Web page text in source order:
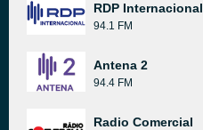
RDP Internacional
94.1 FM
Antena 2
94.4 FM
Radio Comercial